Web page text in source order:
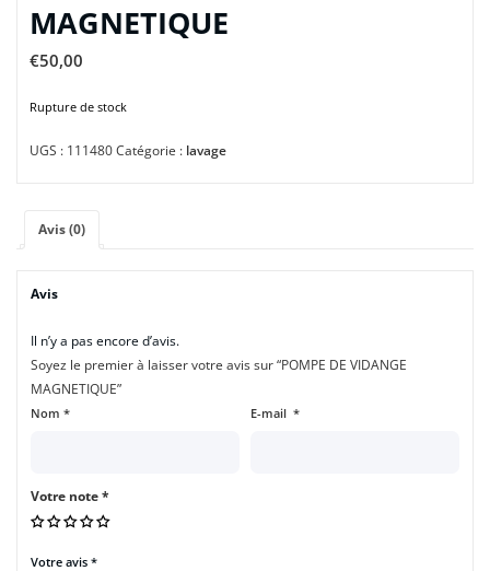
MAGNETIQUE
€50,00
Rupture de stock
UGS : 111480Catégorie : lavage
Avis (0)
Avis
Il n’y a pas encore d’avis.
Soyez le premier à laisser votre avis sur “POMPE DE VIDANGE
MAGNETIQUE”
Nom * E-mail *
Votre note*
Votre avis *